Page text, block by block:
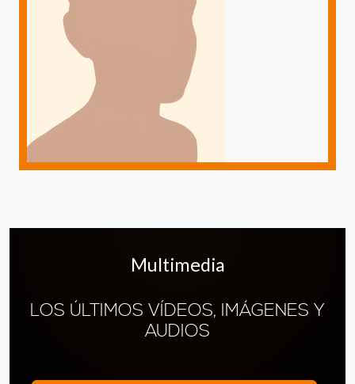
Multimedia
LOS ÚLTIMOS VÍDEOS, IMÁGENES Y
AUDIOS